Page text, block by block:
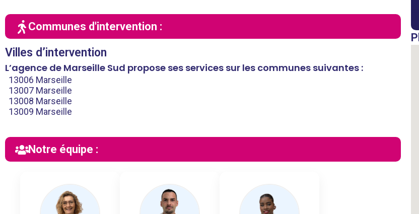
Communes d'intervention :
Villes d’intervention
L’agence de Marseille Sud propose ses services sur les communes suivantes :
13006 Marseille
13007 Marseille
13008 Marseille
13009 Marseille
Notre équipe :